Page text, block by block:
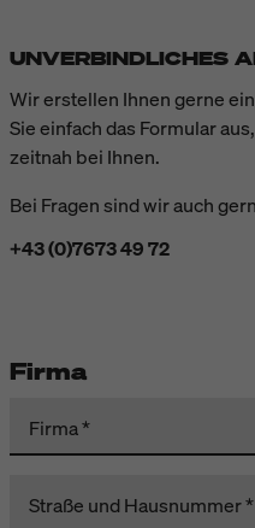
UNVERBINDLICHES
Wir erstellen Ihnen gerne
Sie einfach das Formular
zeitnah bei Ihnen.
Bei Fragen sind wir auch
+43 (0)7673 49 72
Firma
Firma
Straße und Hausnummer